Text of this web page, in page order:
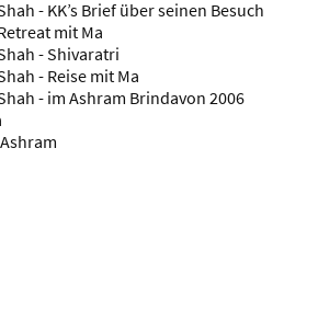
- KK’s Brief über seinen Besuch
mit Ma
- Shivaratri
- Reise mit Ma
- im Ashram Brindavon 2006